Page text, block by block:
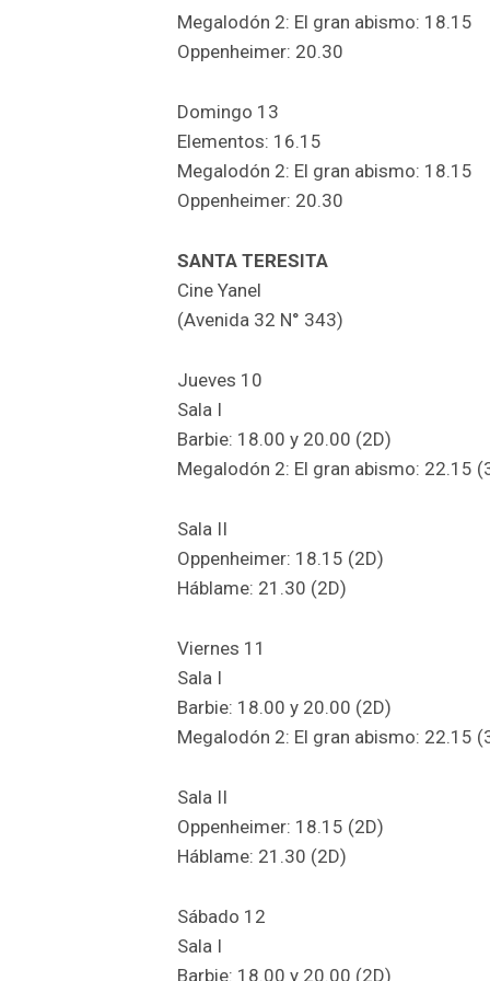
Megalodón 2: El gran abismo: 18.15
Oppenheimer: 20.30
Domingo 13
Elementos: 16.15
Megalodón 2: El gran abismo: 18.15
Oppenheimer: 20.30
SANTA TERESITA
Cine Yanel
(Avenida 32 N° 343)
Jueves 10
Sala I
Barbie: 18.00 y 20.00 (2D)
Megalodón 2: El gran abismo: 22.15
Sala II
Oppenheimer: 18.15 (2D)
Háblame: 21.30 (2D)
Viernes 11
Sala I
Barbie: 18.00 y 20.00 (2D)
Megalodón 2: El gran abismo: 22.15
Sala II
Oppenheimer: 18.15 (2D)
Háblame: 21.30 (2D)
Sábado 12
Sala I
Barbie: 18.00 y 20.00 (2D)